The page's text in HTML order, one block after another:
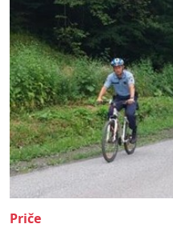
Priče